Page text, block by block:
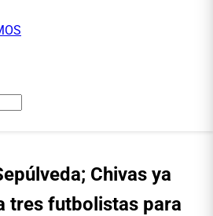
Chivas ya
tres futbolistas para